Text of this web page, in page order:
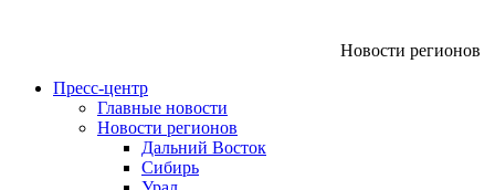
Новости регионов
Пресс-центр
Главные новости
Новости регионов
Дальний Восток
Сибирь